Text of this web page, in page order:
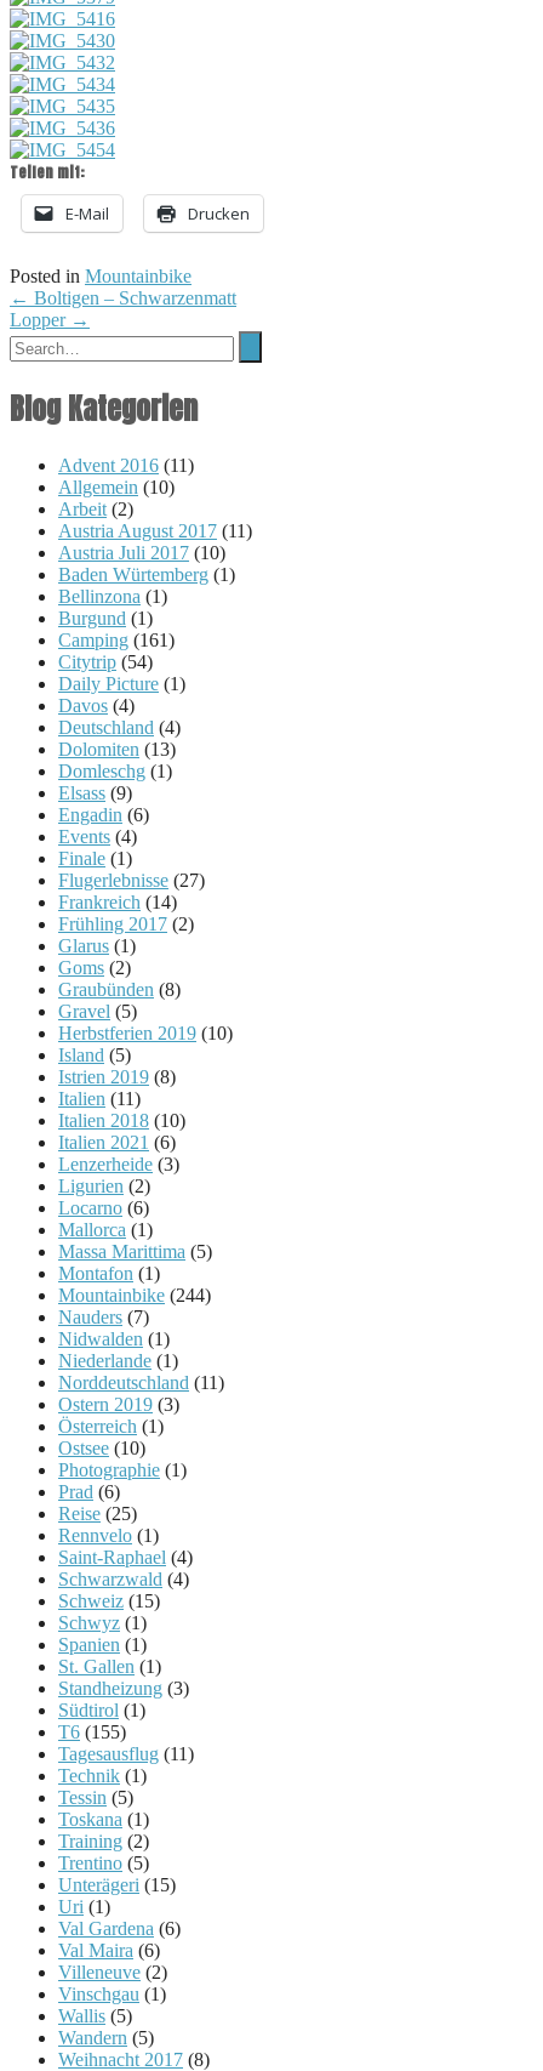
Teilen mit:
E-Mail
Drucken
Posted in Mountainbike
Post
navigation
← Boltigen – Schwarzenmatt
Lopper →
Blog Kategorien
Advent 2016 (11)
Allgemein (10)
Arbeit (2)
Austria August 2017 (11)
Austria Juli 2017 (10)
Baden Würtemberg (1)
Bellinzona (1)
Burgund (1)
Camping (161)
Citytrip (54)
Daily Picture (1)
Davos (4)
Deutschland (4)
Dolomiten (13)
Domleschg (1)
Elsass (9)
Engadin (6)
Events (4)
Finale (1)
Flugerlebnisse (27)
Frankreich (14)
Frühling 2017 (2)
Glarus (1)
Goms (2)
Graubünden (8)
Gravel (5)
Herbstferien 2019 (10)
Island (5)
Istrien 2019 (8)
Italien (11)
Italien 2018 (10)
Italien 2021 (6)
Lenzerheide (3)
Ligurien (2)
Locarno (6)
Mallorca (1)
Massa Marittima (5)
Montafon (1)
Mountainbike (244)
Nauders (7)
Nidwalden (1)
Niederlande (1)
Norddeutschland (11)
Ostern 2019 (3)
Österreich (1)
Ostsee (10)
Photographie (1)
Prad (6)
Reise (25)
Rennvelo (1)
Saint-Raphael (4)
Schwarzwald (4)
Schweiz (15)
Schwyz (1)
Spanien (1)
St. Gallen (1)
Standheizung (3)
Südtirol (1)
T6 (155)
Tagesausflug (11)
Technik (1)
Tessin (5)
Toskana (1)
Training (2)
Trentino (5)
Unterägeri (15)
Uri (1)
Val Gardena (6)
Val Maira (6)
Villeneuve (2)
Vinschgau (1)
Wallis (5)
Wandern (5)
Weihnacht 2017 (8)